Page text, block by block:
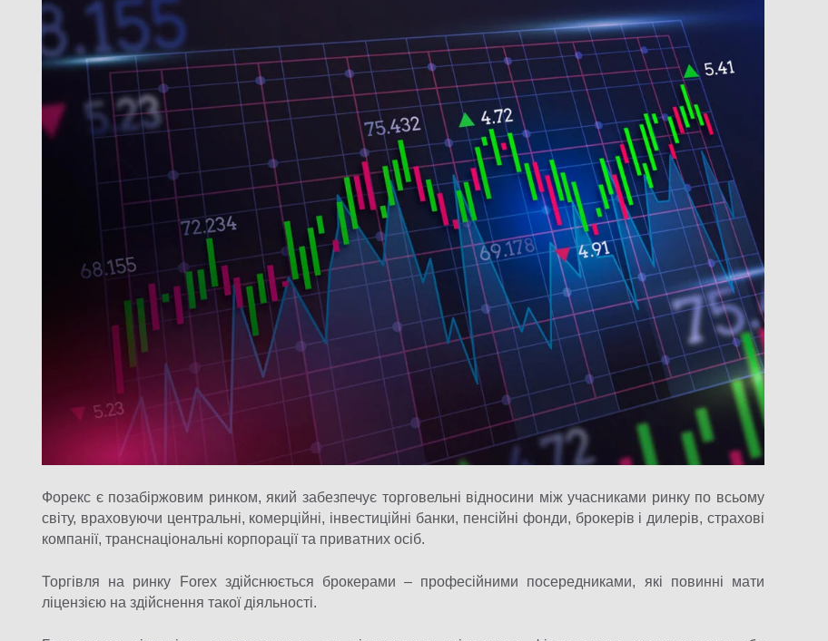
Форекс є позабіржовим ринком, який забезпечує торговельні відносини між учасниками ринку по всьому
світу, враховуючи центральні, комерційні, інвестиційні банки, пенсійні фонди, брокерів і дилерів, страхові
компанії, транснаціональні корпорації та приватних осіб.
Торгівля на ринку Forex здійснюється брокерами – професійними посередниками, які повинні мати
ліцензією на здійснення такої діяльності.